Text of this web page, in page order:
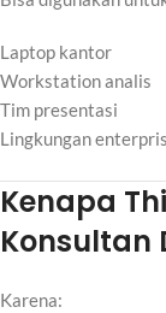
Laptop kantor
Workstation analis
Tim presentasi
Lingkungan
Kenapa
Konsultan
Karena: